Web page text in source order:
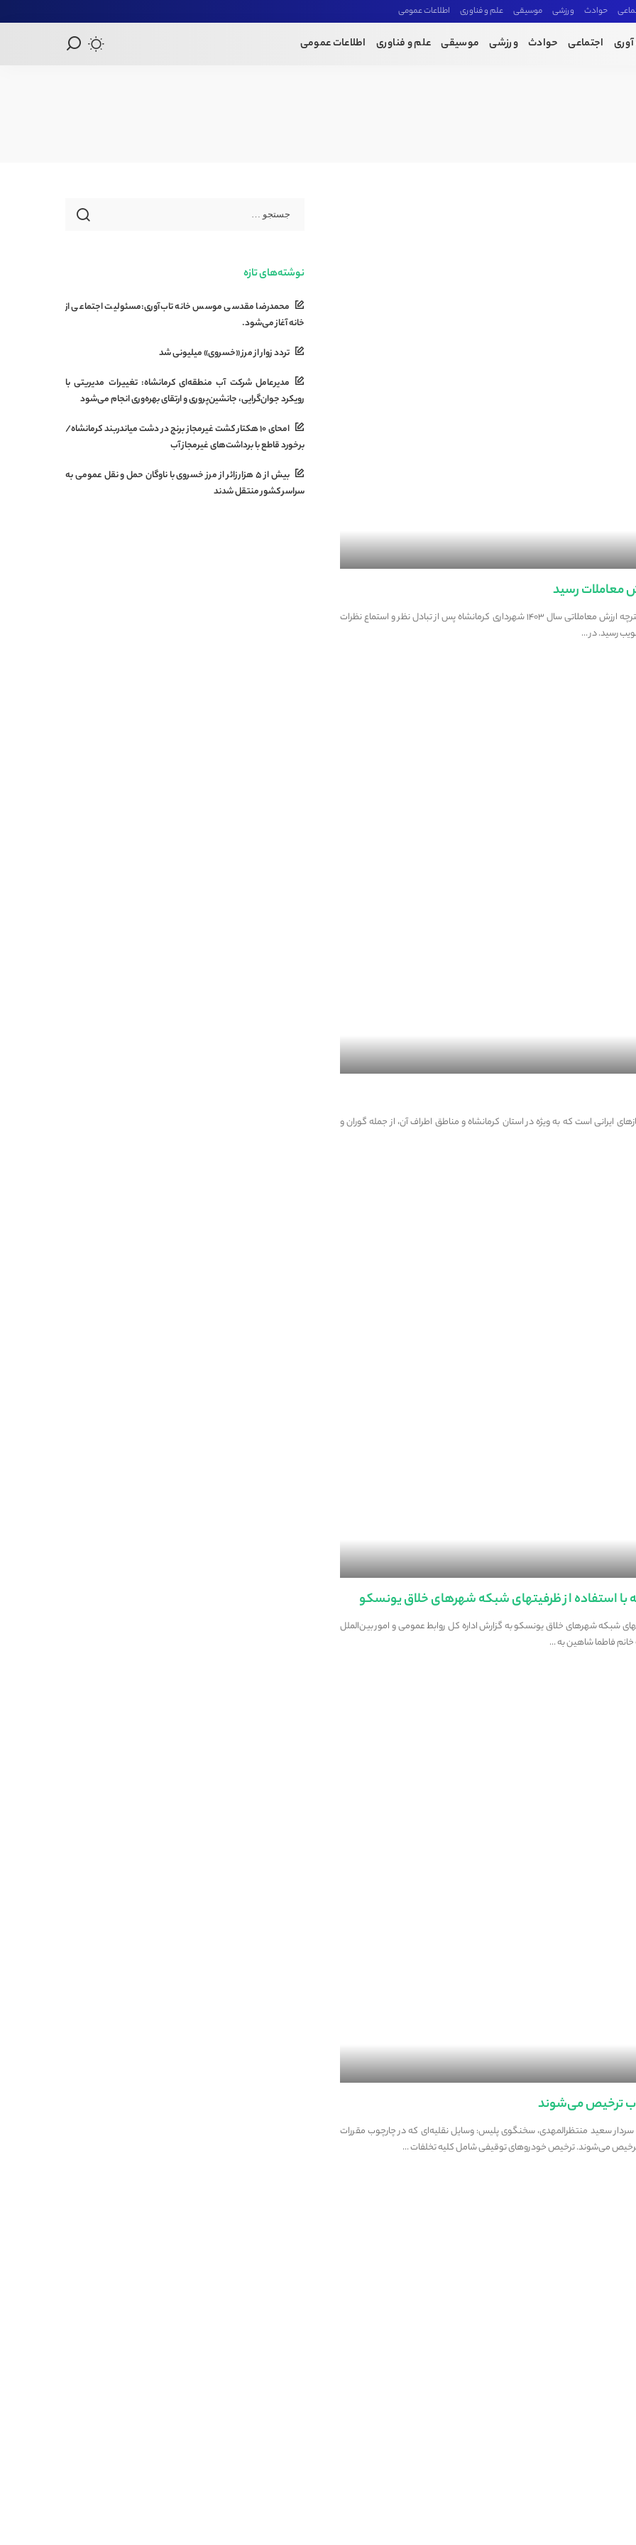
حوادث ورزشی موسیقی علم و فناوری اطلاعات عمومی
اجتماعی حوادث ورزشی موسیقی علم و فناوری اطلاعات عمومی
معاملات رسید
جلسه شورای شهر کرمانشاه به تصویب دفترچه ارزش معاملات رسید دفترچه ارزش معاملاتی سال ۱۴۰۳ شهرداری کرمانشاه پس از تبادل نظر و استماع نظرات
رسید. در...
ایرانی است که به ویژه در استان کرمانشاه و مناطق اطراف آن، از جمله گوران و
با استفاده از ظرفیتهای شبکه شهرهای خلاق یونسکو
شبکه شهرهای خلاق یونسکو به گزارش اداره کل روابط عمومی و امور بین‌الملل
خانم فاطما شاهین به...
ترخیص می‌شوند
سعید منتظرالمهدی، سخنگوی پلیس: وسایل نقلیه‌ای که در چارچوب مقررات
می‌شوند. ترخیص خودروهای توقیفی شامل کلیه تخلفات...
نوشته‌های تازه
محمدرضا مقدسی موسس خانه تاب‌آوری:مسئولیت اجتماعی از
خانه آغاز می‌شود.
تردد زوار از مرز «خسروی» میلیونی شد
مدیرعامل شرکت آب منطقه‌ای کرمانشاه: تغییرات مدیریتی با
رویکرد جوان‌گرایی، جانشین‌پروری و ارتقای بهره‌وری انجام می‌شود
امحای ۱۰ هکتار کشت غیرمجاز برنج در دشت میاندربند کرمانشاه/
برخورد قاطع با برداشت‌های غیرمجاز آب
بیش از ۵ هزار زائر از مرز خسروی با ناوگان حمل‌ و نقل عمومی به
سراسر کشور منتقل شدند